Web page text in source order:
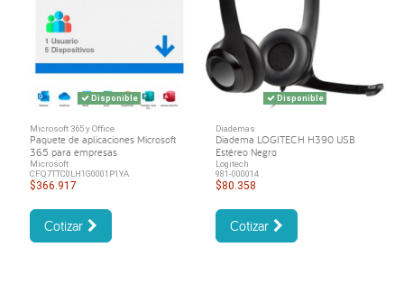
Disponible
Microsoft 365 y Office
Paquete de aplicaciones Microsoft
365 para empresas
Microsoft
CFQ7TTC0LH1G0001P1YA
$366.917
Cotizar
Disponible
Diademas
Diadema LOGITECH H390 USB
Estéreo Negro
Logitech
981-000014
$80.358
Cotizar